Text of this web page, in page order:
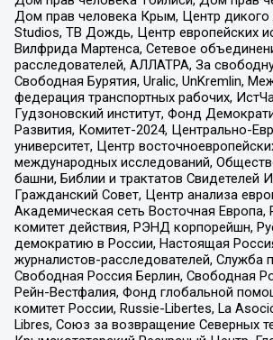
Дом прав человека Крым, Центр дикого
Studios, ТВ Дождь, Центр европейских
Вилфрида Мартенса, Сетевое
расследователей, АЛЛАТРА, За
Свободная Бурятия, Uralic, UnKremlin,
федерация транспортных рабочих,
Гудзоновский институт, Фонд
Развития, Комитет-2024, Центрально-
университет, Центр
международных исследований,
башни, Библии и трактатов Свидетелей
Гражданский Совет, Центр анализа
Академическая сеть Восточная Европа,
комитет действия, РЭНД корпорейшн,
демократию в России, Настоящая
журналистов-расследователей, Служба
Свободная Россия Берлин, Свободная
Рейн-Вестфалия, Фонд глобальной
комитет России, Russie-Libertes, La
Libres, Союз за возвращение Северных